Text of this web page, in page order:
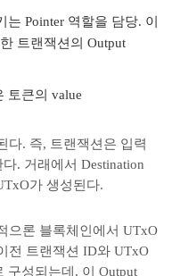
Pointer 역할을 담당. 이
트랜잭션의 Output
토큰의 value
다. 즉, 트랜잭션은 입력
. 거래에서 Destination
가 생성된다.
으론 블록체인에서 UTxO
전 트랜잭션 ID와 UTxO
구성되는데, 이 Output